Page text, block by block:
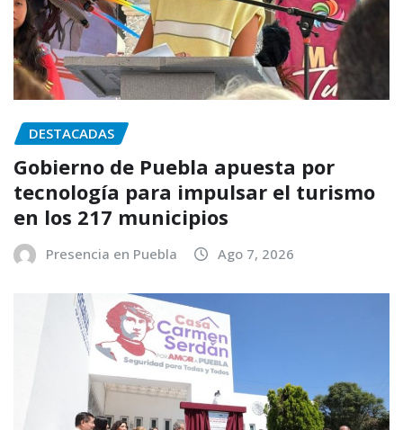
DESTACADAS
Gobierno de Puebla apuesta por
tecnología para impulsar el turismo
en los 217 municipios
Presencia en Puebla Ago 7, 2026